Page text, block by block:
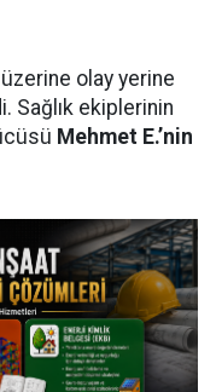
üzerine olay yerine
Sağlık ekiplerinin
Mehmet E.’nin